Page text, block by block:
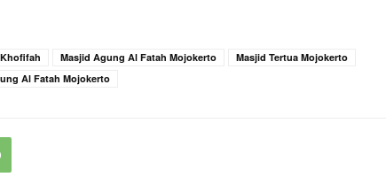
Masjid Agung Al Fatah Mojokerto
Masjid Tertua Mojokerto
Al Fatah Mojokerto